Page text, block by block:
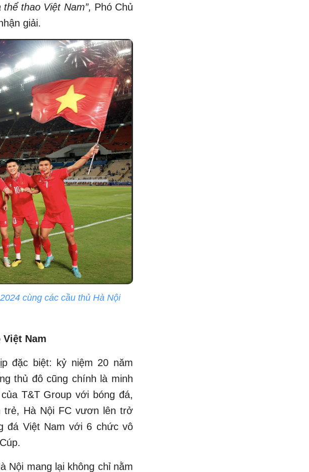
thao Việt Nam”, Phó Chủ
giải.
cùng các cầu thủ Hà Nội
Nam
đặc biệt: kỷ niệm 20 năm
thủ đô cũng chính là minh
T&T Group với bóng đá,
trẻ, Hà Nội FC vươn lên trở
đá Việt Nam với 6 chức vô
Nội mang lại không chỉ nằm